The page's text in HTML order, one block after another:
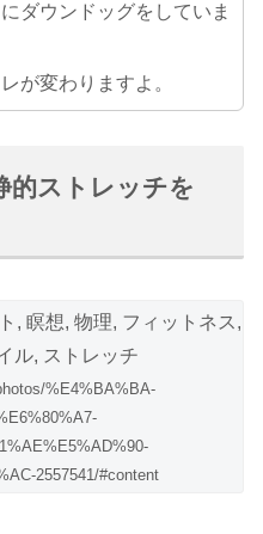
ダウンドッグをしていま
が変わりますよ。
的ストレッチを
%E4%BA%BA-
2557541/#content